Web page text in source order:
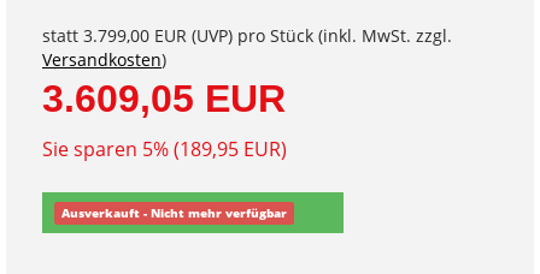
statt 3.799,00 EUR (UVP) pro Stück (inkl. MwSt. zzgl.
Versandkosten)
3.609,05 EUR
Sie sparen 5% (189,95 EUR)
Ausverkauft - Nicht mehr verfügbar